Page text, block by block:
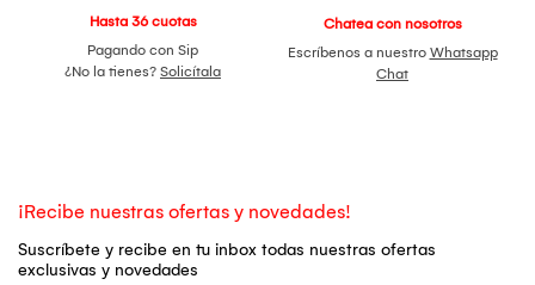
Hasta 36 cuotas
Pagando con Sip
¿No la tienes? Solicítala
Chatea con nosotros
Escríbenos a nuestro Whatsapp
Chat
¡Recibe nuestras ofertas y novedades!
Suscríbete y recibe en tu inbox todas nuestras ofertas
exclusivas y novedades